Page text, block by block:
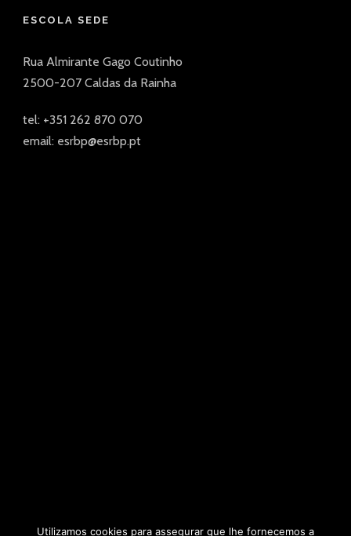
ESCOLA SEDE
Rua Almirante Gago Coutinho
2500-207 Caldas da Rainha
tel: +351 262 870 070
email: esrbp@esrbp.pt
Utilizamos cookies para assegurar que lhe fornecemos a